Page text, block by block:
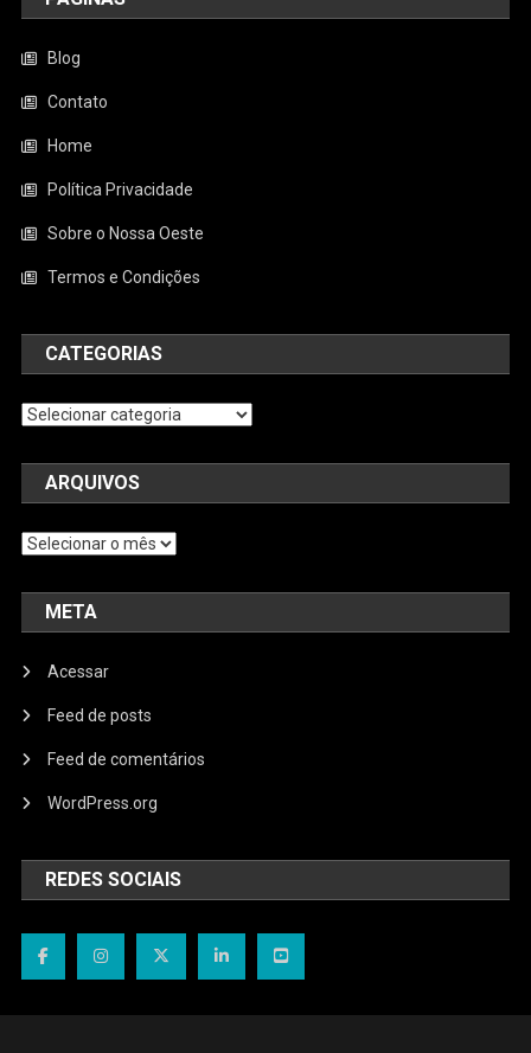
Blog
Contato
Home
Política Privacidade
Sobre o Nossa Oeste
Termos e Condições
CATEGORIAS
Categorias
ARQUIVOS
Arquivos
META
Acessar
Feed de posts
Feed de comentários
WordPress.org
REDES SOCIAIS